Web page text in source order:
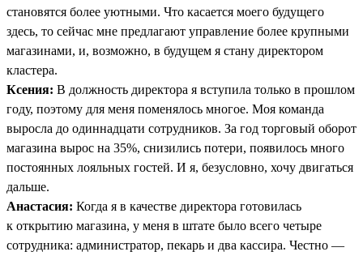
становятся более уютными. Что касается моего будущего
здесь, то сейчас мне предлагают управление более крупными
магазинами, и, возможно, в будущем я стану директором
кластера.
Ксения: В должность директора я вступила только в прошлом
году, поэтому для меня поменялось многое. Моя команда
выросла до одиннадцати сотрудников. За год торговый оборот
магазина вырос на 35%, снизились потери, появилось много
постоянных лояльных гостей. И я, безусловно, хочу двигаться
дальше.
Анастасия: Когда я в качестве директора готовилась
к открытию магазина, у меня в штате было всего четыре
сотрудника: администратор, пекарь и два кассира. Честно —